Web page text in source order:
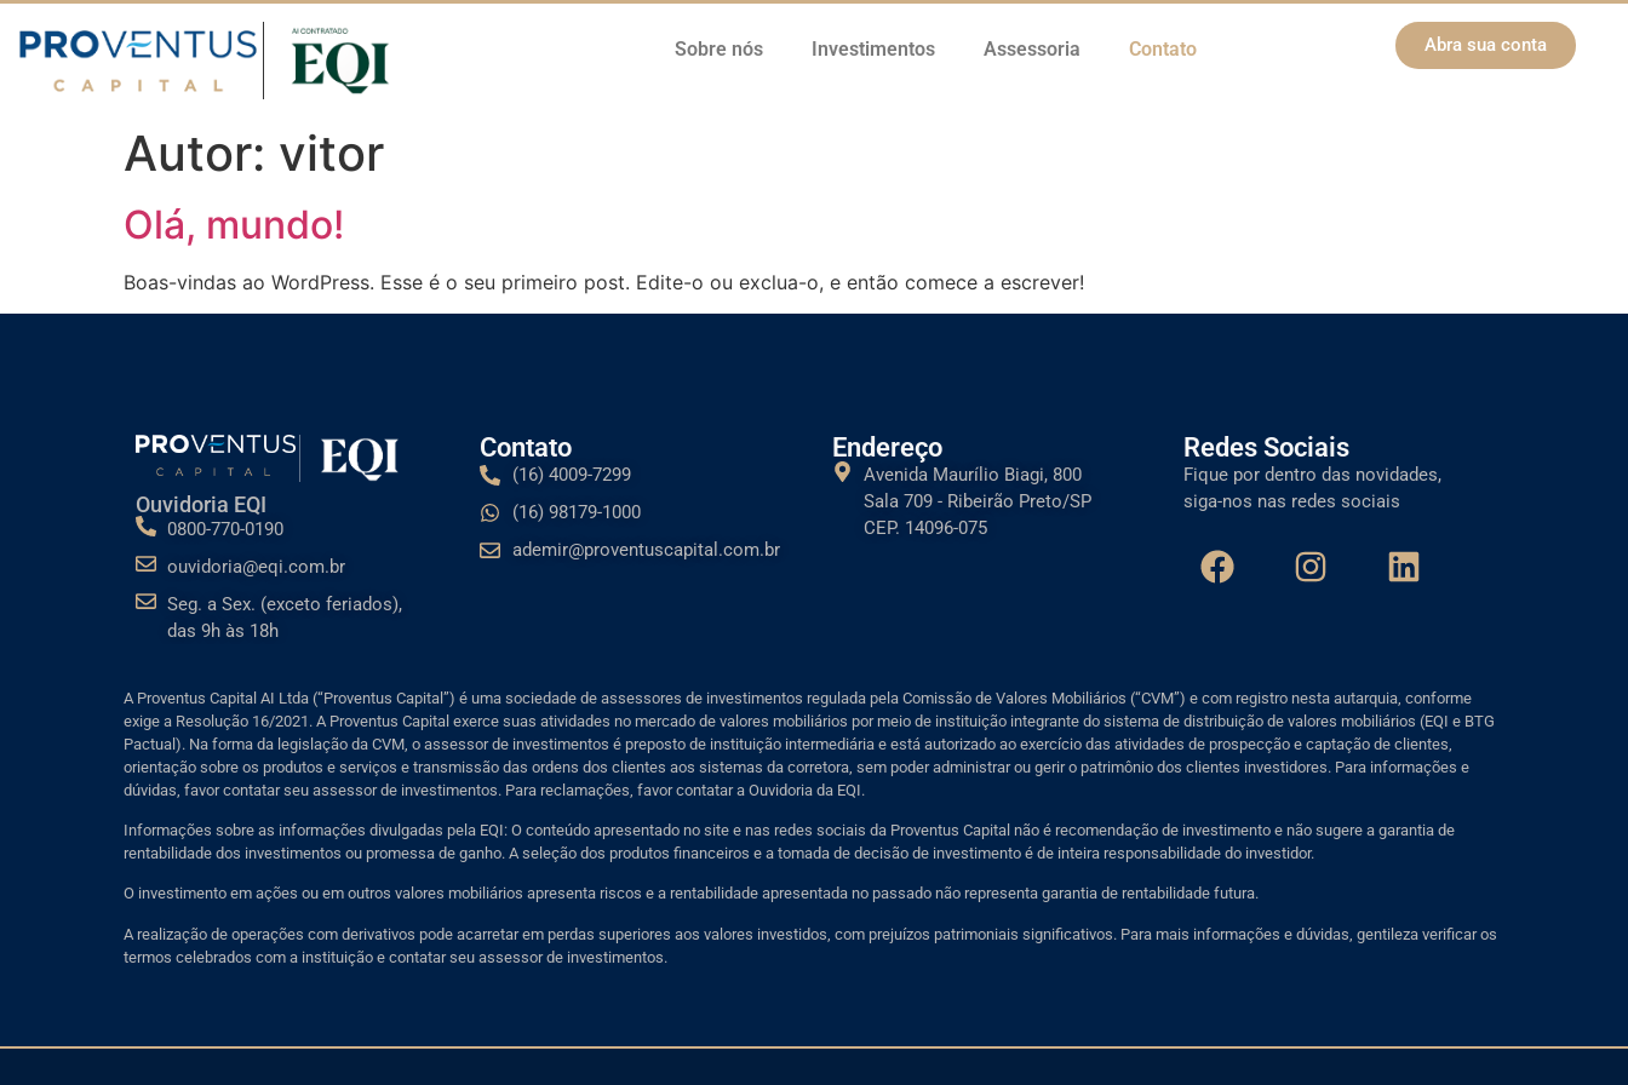
Sobre nós Investimentos Assessoria Contato Abra sua conta
Autor: vitor
Olá, mundo!
Boas-vindas ao WordPress. Esse é o seu primeiro post. Edite-o ou exclua-o, e então comece a escrever!
Ouvidoria EQI
0800-770-0190
ouvidoria@eqi.com.br
Seg. a Sex. (exceto feriados),
das 9h às 18h
Contato
(16) 4009-7299
(16) 98179-1000
ademir@proventuscapital.com.br
Endereço
Avenida Maurílio Biagi, 800
Sala 709 - Ribeirão Preto/SP
CEP. 14096-075
Redes Sociais
Fique por dentro das novidades,
siga-nos nas redes sociais
A Proventus Capital AI Ltda (“Proventus Capital”) é uma sociedade de assessores de investimentos regulada pela Comissão de Valores Mobiliários (“CVM”) e com registro nesta autarquia, conforme
exige a Resolução 16/2021. A Proventus Capital exerce suas atividades no mercado de valores mobiliários por meio de instituição integrante do sistema de distribuição de valores mobiliários (EQI e BTG
Pactual). Na forma da legislação da CVM, o assessor de investimentos é preposto de instituição intermediária e está autorizado ao exercício das atividades de prospecção e captação de clientes,
orientação sobre os produtos e serviços e transmissão das ordens dos clientes aos sistemas da corretora, sem poder administrar ou gerir o patrimônio dos clientes investidores. Para informações e
dúvidas, favor contatar seu assessor de investimentos. Para reclamações, favor contatar a Ouvidoria da EQI.
Informações sobre as informações divulgadas pela EQI: O conteúdo apresentado no site e nas redes sociais da Proventus Capital não é recomendação de investimento e não sugere a garantia de
rentabilidade dos investimentos ou promessa de ganho. A seleção dos produtos financeiros e a tomada de decisão de investimento é de inteira responsabilidade do investidor.
O investimento em ações ou em outros valores mobiliários apresenta riscos e a rentabilidade apresentada no passado não representa garantia de rentabilidade futura.
A realização de operações com derivativos pode acarretar em perdas superiores aos valores investidos, com prejuízos patrimoniais significativos. Para mais informações e dúvidas, gentileza verificar os
termos celebrados com a instituição e contatar seu assessor de investimentos.